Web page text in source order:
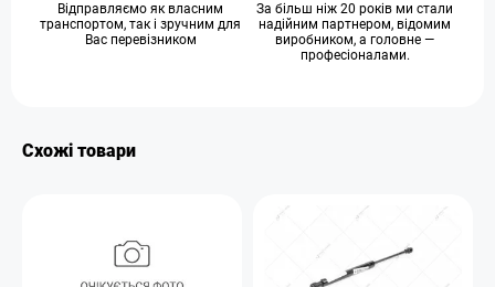
Відправляємо як власним
транспортом, так і зручним для
Вас перевізником
За більш ніж 20 років ми стали
надійним партнером, відомим
виробником, а головне —
професіоналами.
Схожі товари